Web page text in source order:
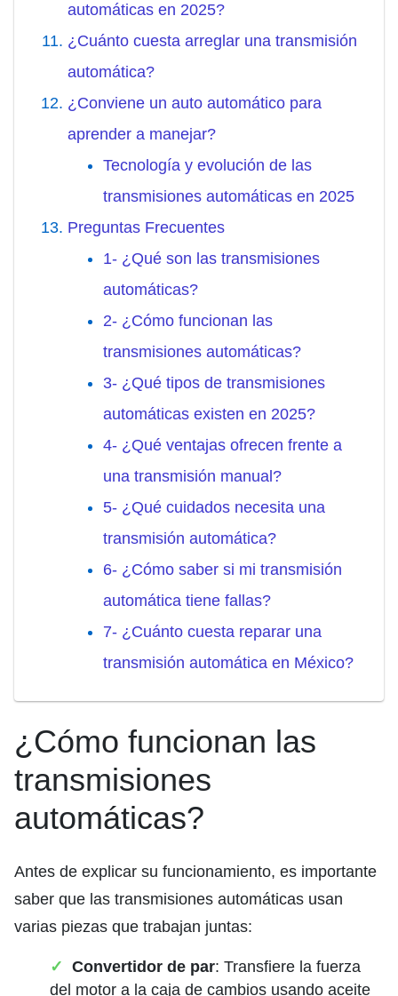
automáticas en 2025?
¿Cuánto cuesta arreglar una transmisión
automática?
¿Conviene un auto automático para
aprender a manejar?
Tecnología y evolución de las
transmisiones automáticas en 2025
Preguntas Frecuentes
1- ¿Qué son las transmisiones
automáticas?
2- ¿Cómo funcionan las
transmisiones automáticas?
3- ¿Qué tipos de transmisiones
automáticas existen en 2025?
4- ¿Qué ventajas ofrecen frente a
una transmisión manual?
5- ¿Qué cuidados necesita una
transmisión automática?
6- ¿Cómo saber si mi transmisión
automática tiene fallas?
7- ¿Cuánto cuesta reparar una
transmisión automática en México?
¿Cómo funcionan las
transmisiones
automáticas?
Antes de explicar su funcionamiento, es importante
saber que las transmisiones automáticas usan
varias piezas que trabajan juntas:
Convertidor de par: Transfiere la fuerza
del motor a la caja de cambios usando aceite